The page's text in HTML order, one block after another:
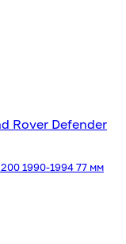
1990-1994 77 мм